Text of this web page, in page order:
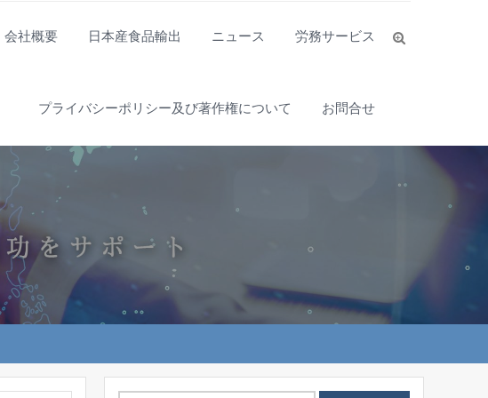
会社概要 日本産食品輸出 ニュース 労務サービス
プライバシーポリシー及び著作権について お問合せ